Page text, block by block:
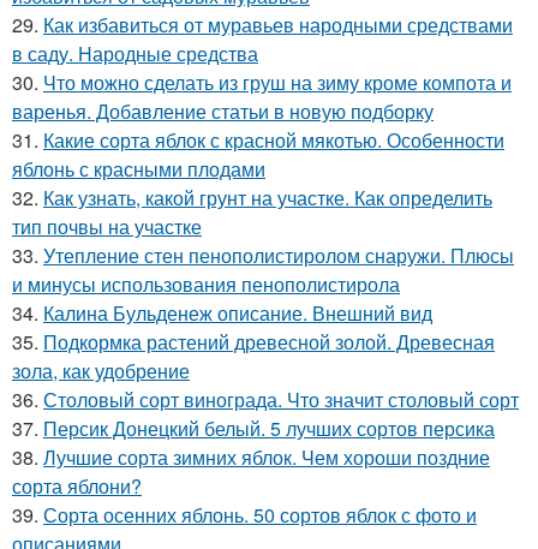
29. Как избавиться от муравьев народными средствами
в саду. Народные средства
30. Что можно сделать из груш на зиму кроме компота и
варенья. Добавление статьи в новую подборку
31. Какие сорта яблок с красной мякотью. Особенности
яблонь с красными плодами
32. Как узнать, какой грунт на участке. Как определить
тип почвы на участке
33. Утепление стен пенополистиролом снаружи. Плюсы
и минусы использования пенополистирола
34. Калина Бульденеж описание. Внешний вид
35. Подкормка растений древесной золой. Древесная
зола, как удобрение
36. Столовый сорт винограда. Что значит столовый сорт
37. Персик Донецкий белый. 5 лучших сортов персика
38. Лучшие сорта зимних яблок. Чем хороши поздние
сорта яблони?
39. Сорта осенних яблонь. 50 сортов яблок с фото и